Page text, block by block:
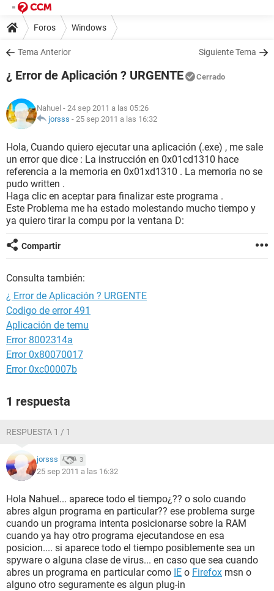
Foros Windows
Tema Anterior Siguiente Tema
¿ Error de Aplicación ? URGENTE Cerrado
Nahuel - 24 sep 2011 a las 05:26
jorsss - 25 sep 2011 a las 16:32
Hola, Cuando quiero ejecutar una aplicación (.exe) , me sale
un error que dice : La instrucción en 0x01cd1310 hace
referencia a la memoria en 0x01xd1310 . La memoria no se
pudo written .
Haga clic en aceptar para finalizar este programa .
Este Problema me ha estado molestando mucho tiempo y
ya quiero tirar la compu por la ventana D:
Compartir
Consulta también:
¿ Error de Aplicación ? URGENTE
Codigo de error 491
Aplicación de temu
Error 8002314a
Error 0x80070017
Error 0xc00007b
1 respuesta
RESPUESTA 1 / 1
jorsss 3
25 sep 2011 a las 16:32
Hola Nahuel... aparece todo el tiempo¿?? o solo cuando
abres algun programa en particular?? ese problema surge
cuando un programa intenta posicionarse sobre la RAM
cuando ya hay otro programa ejecutandose en esa
posicion.... si aparece todo el tiempo posiblemente sea un
spyware o alguna clase de virus... en caso que sea cuando
abres un programa en particular como IE o Firefox msn o
alguno otro seguramente es algun plug-in